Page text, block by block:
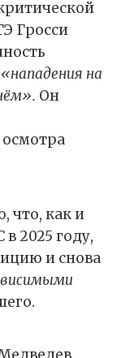
Гросси
«нападения на
Он
что, как и
2025 году,
и снова